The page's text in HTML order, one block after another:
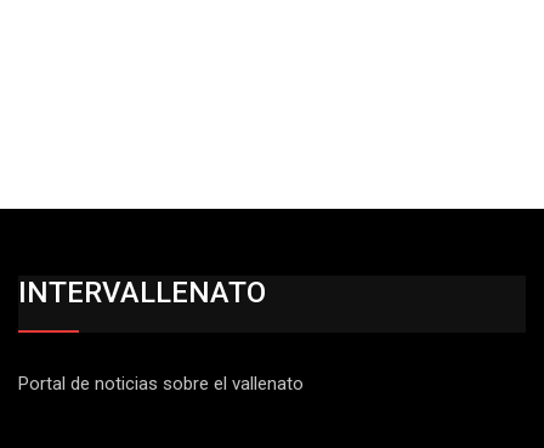
INTERVALLENATO
Portal de noticias sobre el vallenato